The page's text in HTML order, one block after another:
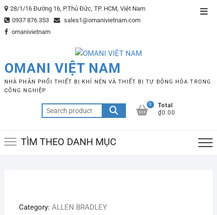
Skip
to
content
28/1/16 Đường 16, P.Thủ Đức, TP. HCM, Việt Nam
0937 876 353
sales1@omanivietnam.com
omanivietnam
OMANI VIỆT NAM
NHÀ PHÂN PHỐI THIẾT BỊ KHÍ NÉN VÀ THIẾT BỊ TỰ ĐỘNG HÓA TRONG
CÔNG NGHIỆP
Search
for:
0
Total
₫0.00
TÌM THEO DANH MỤC
Category: ALLEN BRADLEY